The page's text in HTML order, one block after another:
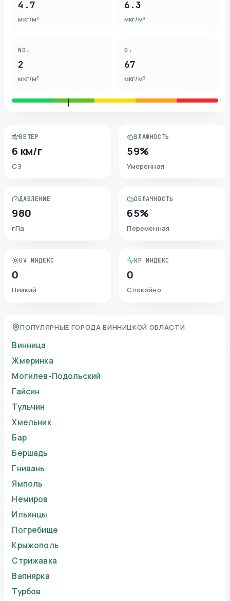
4.7
мкг/м³
6.3
мкг/м³
NO₂
2
мкг/м³
O₃
67
мкг/м³
ВЕТЕР
6 км/г
СЗ
ВЛАЖНОСТЬ
59%
Умеренная
ДАВЛЕНИЕ
980
гПа
ОБЛАЧНОСТЬ
65%
Переменная
UV ИНДЕКС
0
Низкий
KP ИНДЕКС
0
Спокойно
ПОПУЛЯРНЫЕ ГОРОДА ВИННИЦКОЙ ОБЛАСТИ
Винница
Жмеринка
Могилев-Подольский
Гайсин
Тульчин
Хмельник
Бар
Бершадь
Гнивань
Ямполь
Немиров
Ильинцы
Погребище
Крыжополь
Стрижавка
Вапнярка
Турбов